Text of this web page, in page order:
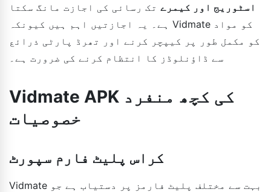
اسٹوریج اور کیمرے تک رسائی کی اجازت مانگ سکتا
ہے۔ یہ اجازتیں اہم ہیں کیونکہ Vidmate کو مواد
کو مکمل طور پر کیپچر کرنے اور تھرڈ پارٹی ذرائع
سے ڈاؤنلوڈز کا انتظام کرنے کی ضرورت ہے۔
Vidmate APK کی کچھ منفرد
خصوصیات
کراس پلیٹ فارم سپورٹ
Vidmate بہت سے مختلف پلیٹ فارمز پر دستیاب ہے جو